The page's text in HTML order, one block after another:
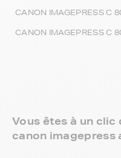
CANON IMAGEPRESS C
CANON IMAGEPRESS C
Vous êtes à un
canon imagepress